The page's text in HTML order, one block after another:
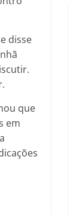
disse
que
em